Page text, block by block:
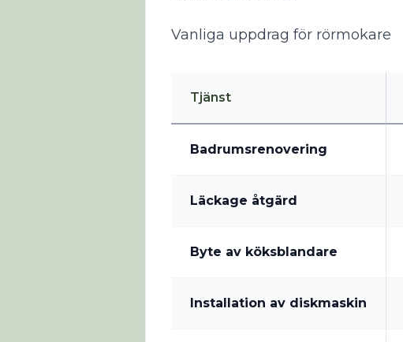
Vanliga uppdrag för rörmokare
Tjänst
Badrumsrenovering
Läckage åtgärd
Byte av köksblandare
Installation av diskmaskin